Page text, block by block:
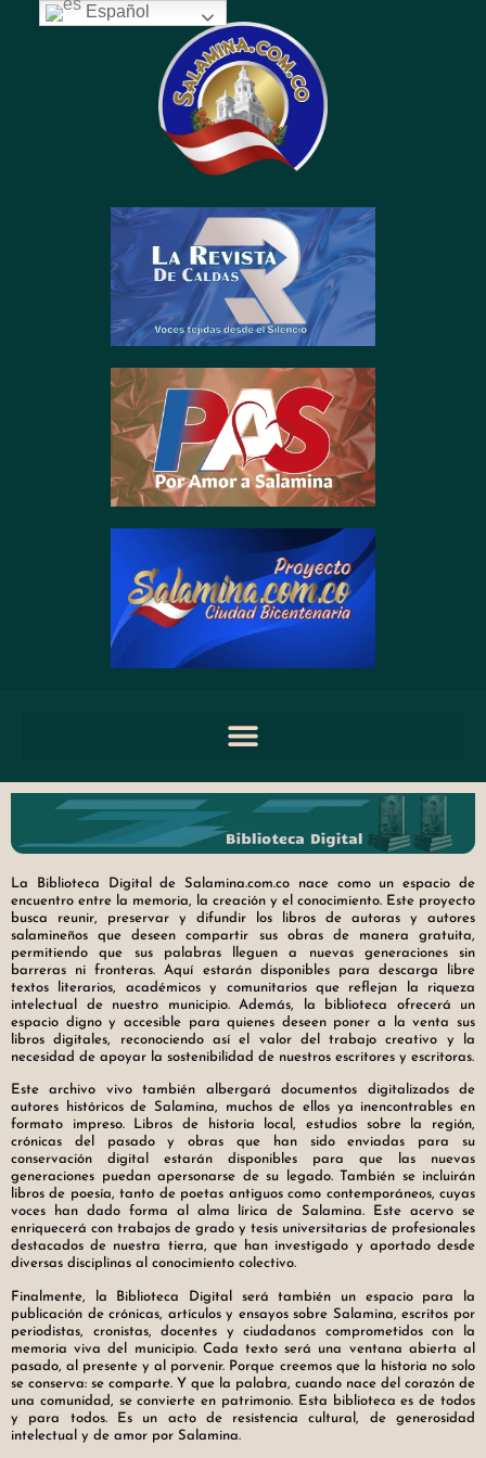
contenido
La Biblioteca Digital de Salamina.com.co nace como un espacio de
encuentro entre la memoria, la creación y el conocimiento. Este proyecto
busca reunir, preservar y difundir los libros de autoras y autores
salamineños que deseen compartir sus obras de manera gratuita,
permitiendo que sus palabras lleguen a nuevas generaciones sin
barreras ni fronteras. Aquí estarán disponibles para descarga libre
textos literarios, académicos y comunitarios que reflejan la riqueza
intelectual de nuestro municipio. Además, la biblioteca ofrecerá un
espacio digno y accesible para quienes deseen poner a la venta sus
libros digitales, reconociendo así el valor del trabajo creativo y la
necesidad de apoyar la sostenibilidad de nuestros escritores y escritoras.
Este archivo vivo también albergará documentos digitalizados de
autores históricos de Salamina, muchos de ellos ya inencontrables en
formato impreso. Libros de historia local, estudios sobre la región,
crónicas del pasado y obras que han sido enviadas para su
conservación digital estarán disponibles para que las nuevas
generaciones puedan apersonarse de su legado. También se incluirán
libros de poesía, tanto de poetas antiguos como contemporáneos, cuyas
voces han dado forma al alma lírica de Salamina. Este acervo se
enriquecerá con trabajos de grado y tesis universitarias de profesionales
destacados de nuestra tierra, que han investigado y aportado desde
diversas disciplinas al conocimiento colectivo.
Finalmente, la Biblioteca Digital será también un espacio para la
publicación de crónicas, artículos y ensayos sobre Salamina, escritos por
periodistas, cronistas, docentes y ciudadanos comprometidos con la
memoria viva del municipio. Cada texto será una ventana abierta al
pasado, al presente y al porvenir. Porque creemos que la historia no solo
se conserva: se comparte. Y que la palabra, cuando nace del corazón de
una comunidad, se convierte en patrimonio. Esta biblioteca es de todos
y para todos. Es un acto de resistencia cultural, de generosidad
intelectual y de amor por Salamina.
Español